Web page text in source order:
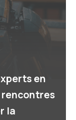
en
rencontres
la